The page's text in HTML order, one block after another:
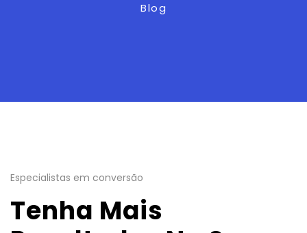
Blog
Especialistas em conversão
Tenha Mais